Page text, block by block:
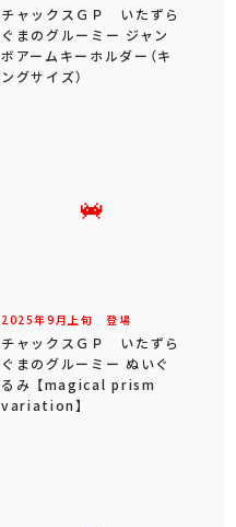
チャックスＧＰ いたずら
ぐまのグルーミー ジャン
ボアームキーホルダー（キ
ングサイズ）
2025年9 月 上旬 登場
チャックスＧＰ いたずら
ぐまのグルーミー ぬいぐ
るみ 【magical prism
variation】